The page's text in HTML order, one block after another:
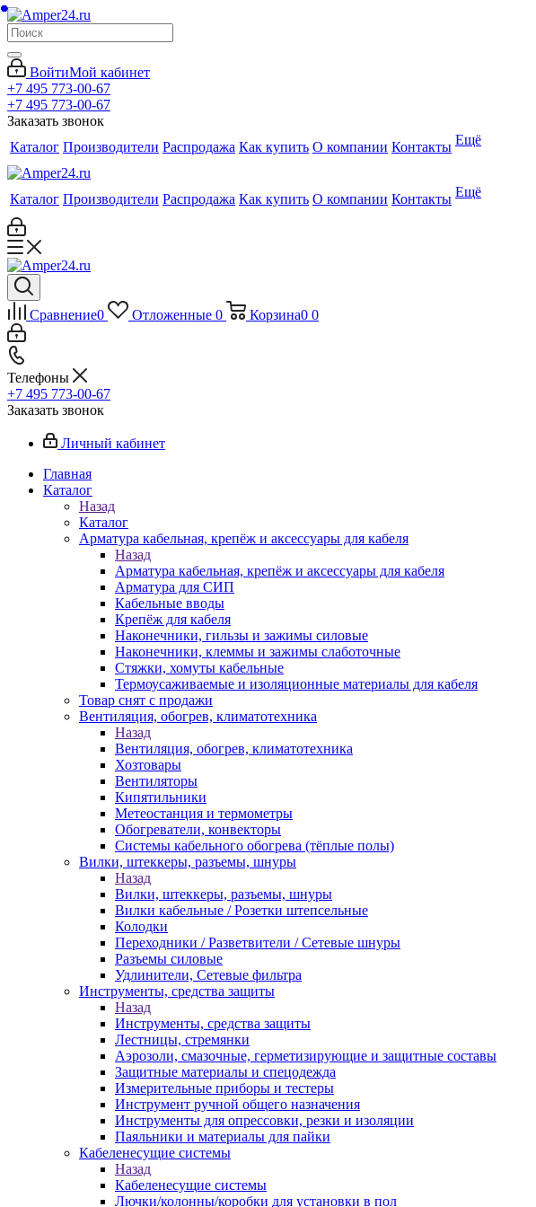
ВойтиМой кабинет
+7 495 773-00-67
+7 495 773-00-67
Заказать звонок
Каталог Производители Распродажа Как купить О компании Контакты Ещё
Каталог Производители Распродажа Как купить О компании Контакты Ещё
Сравнение0 Отложенные 0 Корзина0 0
Телефоны
+7 495 773-00-67
Заказать звонок
Личный кабинет
Главная
Каталог
Назад
Каталог
Арматура кабельная, крепёж и аксессуары для кабеля
Назад
Арматура кабельная, крепёж и аксессуары для кабеля
Арматура для СИП
Кабельные вводы
Крепёж для кабеля
Наконечники, гильзы и зажимы силовые
Наконечники, клеммы и зажимы слаботочные
Стяжки, хомуты кабельные
Термоусаживаемые и изоляционные материалы для кабеля
Товар снят с продажи
Вентиляция, обогрев, климатотехника
Назад
Вентиляция, обогрев, климатотехника
Хозтовары
Вентиляторы
Кипятильники
Метеостанция и термометры
Обогреватели, конвекторы
Системы кабельного обогрева (тёплые полы)
Вилки, штеккеры, разъемы, шнуры
Назад
Вилки, штеккеры, разъемы, шнуры
Вилки кабельные / Розетки штепсельные
Колодки
Переходники / Разветвители / Сетевые шнуры
Разъемы силовые
Удлинители, Сетевые фильтра
Инструменты, средства защиты
Назад
Инструменты, средства защиты
Лестницы, стремянки
Аэрозоли, смазочные, герметизирующие и защитные составы
Защитные материалы и спецодежда
Измерительные приборы и тестеры
Инструмент ручной общего назначения
Инструменты для опрессовки, резки и изоляции
Паяльники и материалы для пайки
Кабеленесущие системы
Назад
Кабеленесущие системы
Лючки/колонны/коробки для установки в пол